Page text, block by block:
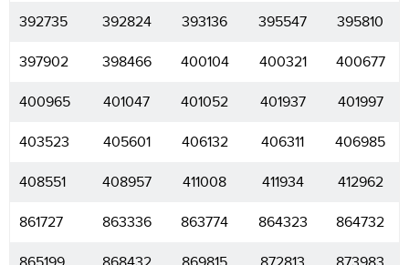
392735 392824 393136 395547 395810
397902 398466 400104 400321 400677
400965 401047 401052 401937 401997
403523 405601 406132 406311 406985
408551 408957 411008 411934 412962
861727 863336 863774 864323 864732